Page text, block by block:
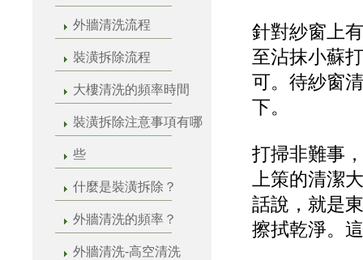
外牆清洗流程
裝潢拆除流程
大樓清洗的頻率時間
裝潢拆除注意事項有哪
些
什麼是裝潢拆除？
外牆清洗的頻率？
外牆清洗-高空清洗
針對紗窗上
至沾抹小蘇
可。待紗窗
下。
打掃非難事
上策的清潔
話說，就是
擦拭乾淨。